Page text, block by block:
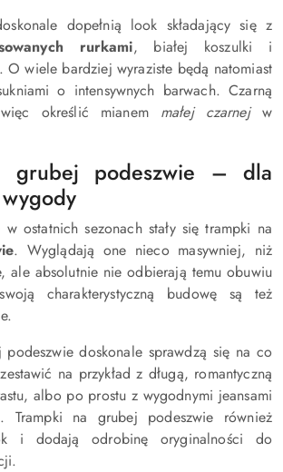
dopełnią look składający się z
rurkami, białej koszulki i
. O wiele bardziej wyraziste będą natomiast
o intensywnych barwach. Czarną
określić mianem małej czarnejw
grubej podeszwie – dla
ostatnich sezonach stały się trampki na
. Wyglądają one nieco masywniej, niż
ale absolutnie nie odbierają temu obuwiu
charakterystyczną budowę są też
podeszwie doskonale sprawdzą się na co
na przykład z długą, romantyczną
albo po prostu z wygodnymi jeansami
Trampki na grubej podeszwie również
i dodają odrobinę oryginalności do